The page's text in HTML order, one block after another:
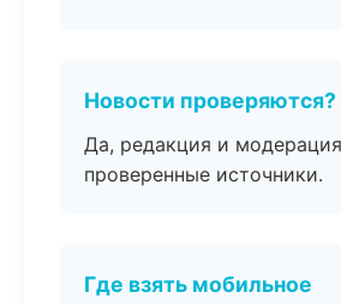
Новости проверяются?
Да, редакция и
проверенные источники.
Где взять мобильное